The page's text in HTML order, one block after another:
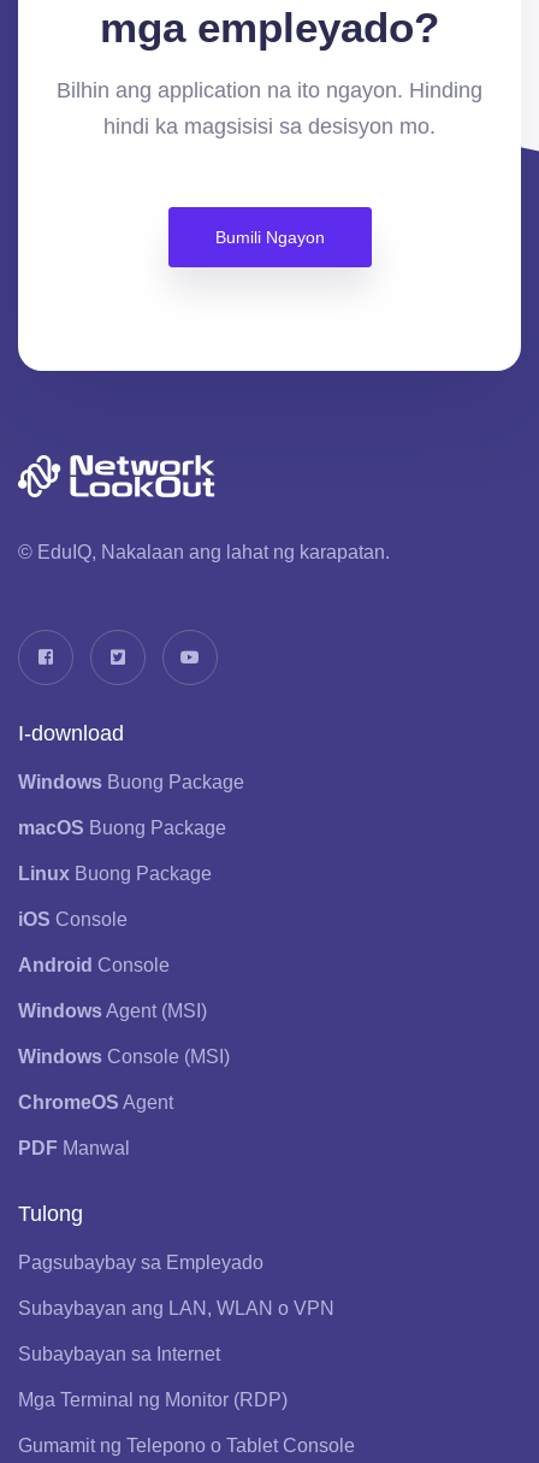
mga empleyado?
Bilhin ang application na ito ngayon. Hinding
hindi ka magsisisi sa desisyon mo.
Bumili Ngayon
© EduIQ, Nakalaan ang lahat ng karapatan.
I-download
Windows Buong Package
macOS Buong Package
Linux Buong Package
iOS Console
Android Console
WindowsAgent (MSI)
Windows Console (MSI)
ChromeOS Agent
PDF Manwal
Tulong
Pagsubaybay sa Empleyado
Subaybayan ang LAN, WLAN o VPN
Subaybayan sa Internet
Mga Terminal ng Monitor (RDP)
Gumamit ng Telepono o Tablet Console